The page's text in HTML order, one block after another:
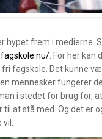
hypet frem i medierne.
. For her
fagskole. Det kunne
mennesker fungerer
i stedet for brug for,
at stå med. Og det er